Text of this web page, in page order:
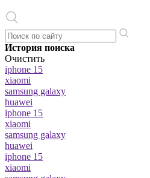
История поиска
Очистить
iphone 15
xiaomi
samsung galaxy
huawei
iphone 15
xiaomi
samsung galaxy
huawei
iphone 15
xiaomi